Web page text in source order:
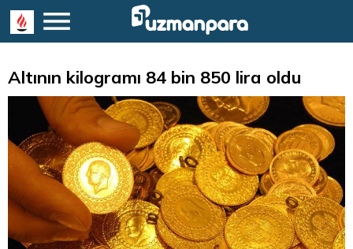
Altının kilogramı 84 bin 850 lira oldu